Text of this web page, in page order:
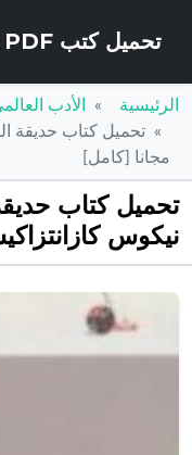
تحميل كتب PDF مجانا – كتب كو
الرئيسية
الأدب
مجانا [كامل]
نيكوس